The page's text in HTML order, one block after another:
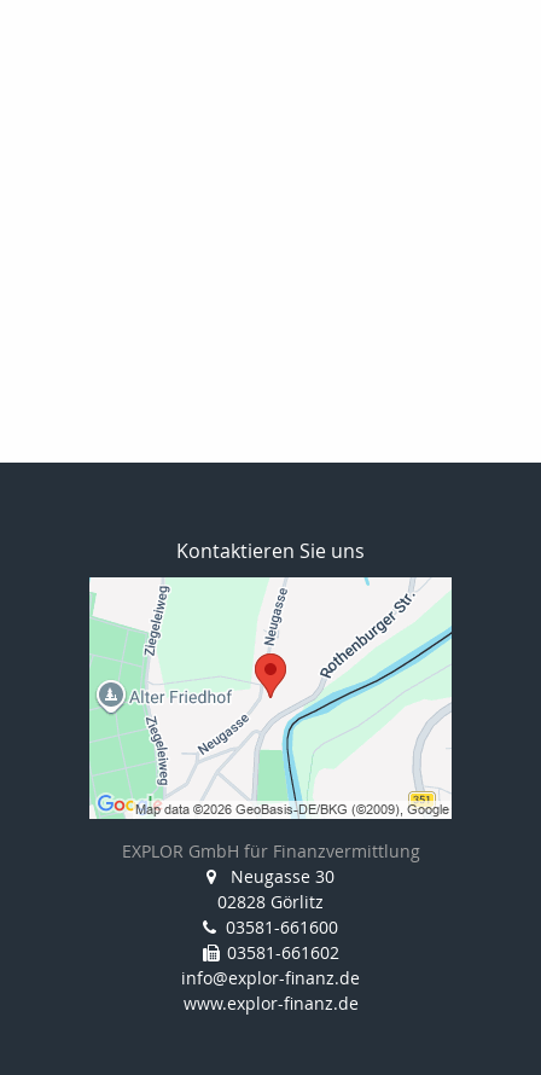
Kontaktieren Sie uns
EXPLOR GmbH für Finanzvermittlung
Neugasse 30
02828 Görlitz
03581-661600
03581-661602
info@explor-finanz.de
www.explor-finanz.de